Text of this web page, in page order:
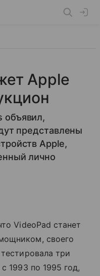
Apple
объявил,
представлены
Apple,
лично
VideoPad станет
своего
три
1993 по 1995 год,